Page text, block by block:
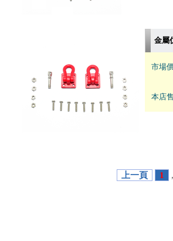
金屬
市場
本店
上一頁 1